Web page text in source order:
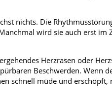
nichts. Die
wird sie auch erst
Herzrasen oder
Beschwerden. Wenn
schnell müde und erschöpft,